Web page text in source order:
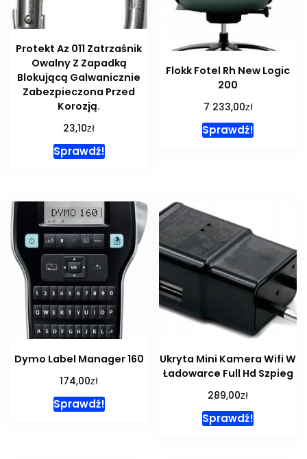
Protekt Az 011 Zatrzaśnik
Owalny Z Zapadką
Blokującą Galwanicznie
Zabezpieczona Przed
Korozją.
23,10zł
Sprawdź!
Flokk Fotel Rh New Logic
200
7 233,00zł
Sprawdź!
Dymo Label Manager 160
174,00zł
Sprawdź!
Ukryta Mini Kamera Wifi W
Ładowarce Full Hd Szpieg
289,00zł
Sprawdź!